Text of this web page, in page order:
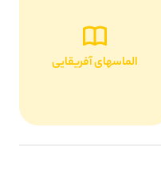
الماسهای آفریقایی